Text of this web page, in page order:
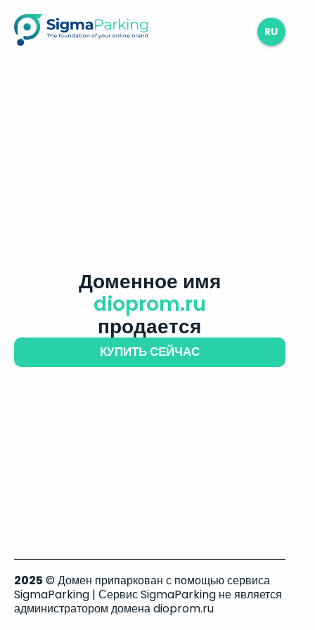
RU
Доменное имя
dioprom.ru
продается
КУПИТЬ СЕЙЧАС
2025 © Домен припаркован с помощью сервиса
SigmaParking | Сервис SigmaParking не является
администратором домена dioprom.ru